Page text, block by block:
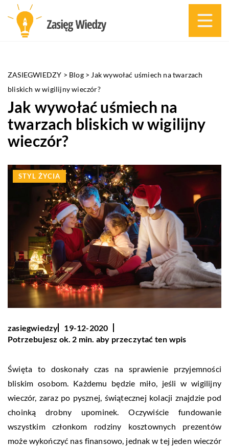
ZASIEGWIEDZY > Blog> Jak wywołać uśmiech na twarzach
bliskich w wigilijny wieczór?
Jak wywołać uśmiech na
twarzach bliskich w wigilijny
wieczór?
STYL ŻYCIA
zasiegwiedzy
19-12-2020
Potrzebujesz ok. 2 min. aby przeczytać ten wpis
Święta to doskonały czas na sprawienie przyjemności
bliskim osobom. Każdemu będzie miło, jeśli w wigilijny
wieczór, zaraz po pysznej, świątecznej kolacji znajdzie pod
choinką drobny upominek. Oczywiście fundowanie
wszystkim członkom rodziny kosztownych prezentów
może wykończyć nas finansowo, jednak w tej jeden wieczór